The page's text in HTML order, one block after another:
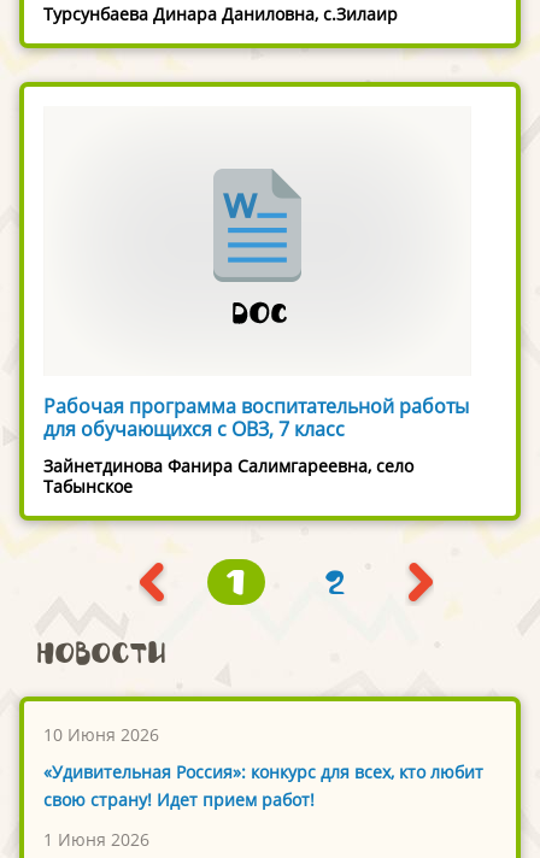
Турсунбаева Динара Даниловна, c.Зилаир
Рабочая программа воспитательной работы
для обучающихся с ОВЗ, 7 класс
Зайнетдинова Фанира Салимгареевна, село
Табынское
1 2
Новости
10 Июня 2026
«Удивительная Россия»: конкурс для всех, кто любит
свою страну! Идет прием работ!
1 Июня 2026